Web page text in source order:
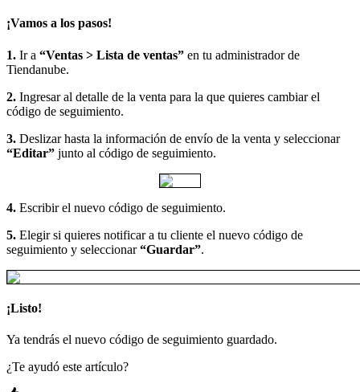
¡Vamos a los pasos!
1. Ir a “Ventas > Lista de ventas” en tu administrador de
Tiendanube.
2. Ingresar al detalle de la venta para la que quieres cambiar el
código de seguimiento.
3. Deslizar hasta la información de envío de la venta y seleccionar
“Editar” junto al código de seguimiento.
4. Escribir el nuevo código de seguimiento.
5. Elegir si quieres notificar a tu cliente el nuevo código de
seguimiento y seleccionar“Guardar”.
¡Listo!
Ya tendrás el nuevo código de seguimiento guardado.
¿Te ayudó este artículo?